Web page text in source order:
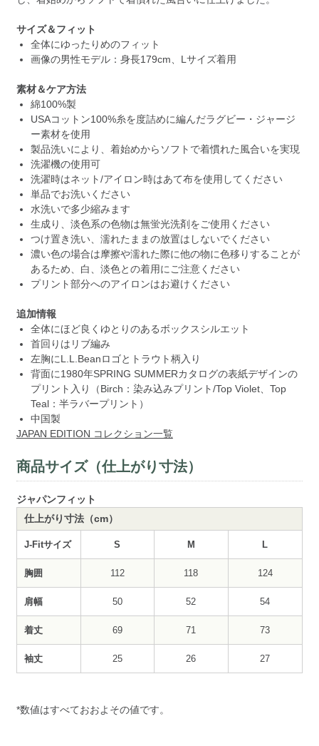
サイズ＆フィット
全体にゆったりめのフィット
画像の男性モデル：身長179cm、Lサイズ着用
素材＆ケア方法
綿100%製
USAコットン100%糸を度詰めに編んだラグビー・ジャージ
ー素材を使用
製品洗いにより、着始めからソフトで着慣れた風合いを実現
洗濯機の使用可
洗濯時はネット/アイロン時はあて布を使用してください
単品でお洗いください
水洗いで多少縮みます
生成り、淡色系の色物は無蛍光洗剤をご使用ください
つけ置き洗い、濡れたままの放置はしないでください
濃い色の場合は摩擦や濡れた際に他の物に色移りすることが
あるため、白、淡色との着用にご注意ください
プリント部分へのアイロンはお避けください
追加情報
全体にほど良くゆとりのあるボックスシルエット
首回りはリブ編み
左胸にL.L.Beanロゴとトラウト柄入り
背面に1980年SPRING SUMMERカタログの表紙デザインの
プリント入り（Birch：染み込みプリント/Top Violet、Top
Teal：半ラバープリント）
中国製
JAPAN EDITION コレクション一覧
商品サイズ（仕上がり寸法）
ジャパンフィット
仕上がり寸法（cm）
J-Fitサイズ S M L
胸囲 112 118 124
肩幅 50 52 54
着丈 69 71 73
袖丈 25 26 27
*数値はすべておおよその値です。